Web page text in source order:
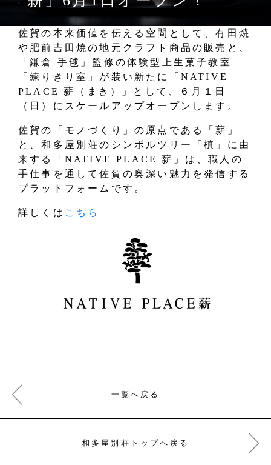
佐賀の本来価値を伝える空間として、有田焼
や肥前吉田焼の地元クラフト商品の販売と、
「鎌倉 手毬」監修の体験型上生菓子教室
「練りきり室」が装い新たに「NATIVE
PLACE 薪（まき）」として、６月１日
（日）にスケールアップオープンします。
佐賀の「モノづくり」の原点である「薪」
と、和多屋別荘のシンボルツリー「槙」に由
来する「NATIVE PLACE 薪」は、職人の
手仕事を通して佐賀の奥深い魅力を発信する
プラットフォームです。
詳しくは こちら
一覧へ戻る
和多屋別荘トップへ戻る